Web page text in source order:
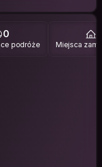
0
podróże Miejsca